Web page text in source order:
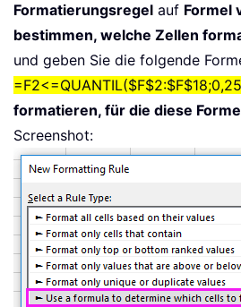
Formatierungsregel auf Formel
bestimmen, welche Zellen
und geben Sie die folgende
formatieren, für die diese
Screenshot: